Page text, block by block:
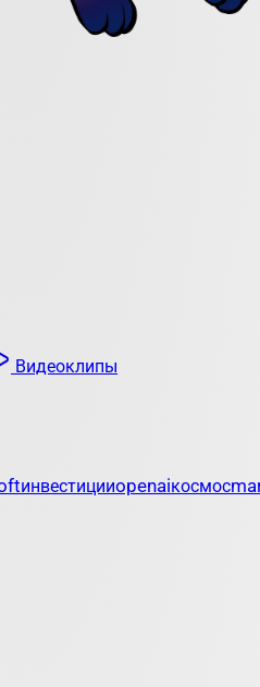
Видеоклипы
инвестицииopenaiкосмос